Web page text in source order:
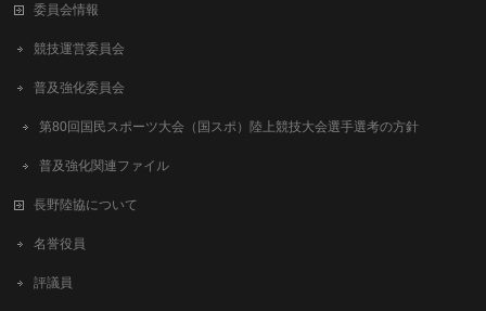
委員会情報
競技運営委員会
普及強化委員会
第80回国民スポーツ大会（国スポ）陸上競技大会選手選考の方針
普及強化関連ファイル
長野陸協について
名誉役員
評議員